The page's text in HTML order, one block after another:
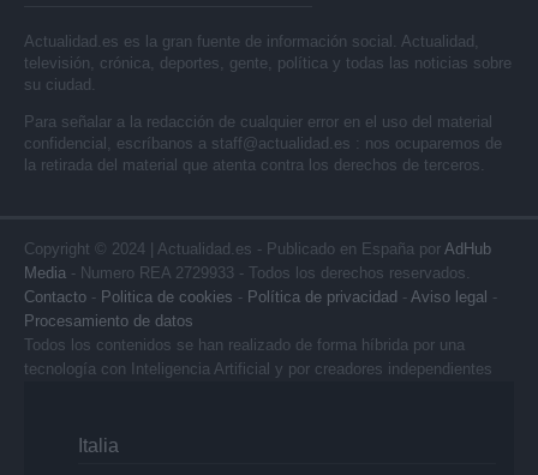
Actualidad.es es la gran fuente de información social. Actualidad,
televisión, crónica, deportes, gente, política y todas las noticias sobre
su ciudad.
Para señalar a la redacción de cualquier error en el uso del material
confidencial, escríbanos a staff@actualidad.es : nos ocuparemos de
la retirada del material que atenta contra los derechos de terceros.
Copyright © 2024 | Actualidad.es - Publicado en España por AdHub
Media - Numero REA 2729933 - Todos los derechos reservados.
Contacto - Politica de cookies - Política de privacidad - Aviso legal -
Procesamiento de datos
Todos los contenidos se han realizado de forma híbrida por una
tecnología con Inteligencia Artificial y por creadores independientes
Italia